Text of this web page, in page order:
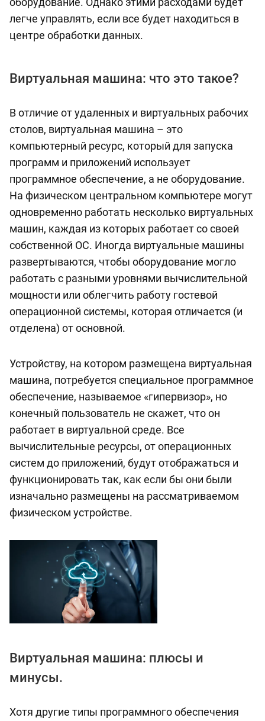
легче управлять, если все будет находиться в
центре обработки данных.
Виртуальная машина: что это такое?
В отличие от удаленных и виртуальных рабочих
столов, виртуальная машина – это
компьютерный ресурс, который для запуска
программ и приложений использует
программное обеспечение, а не оборудование.
На физическом центральном компьютере могут
одновременно работать несколько виртуальных
машин, каждая из которых работает со своей
собственной ОС. Иногда виртуальные машины
развертываются, чтобы оборудование могло
работать с разными уровнями вычислительной
мощности или облегчить работу гостевой
операционной системы, которая отличается (и
отделена) от основной.
Устройству, на котором размещена виртуальная
машина, потребуется специальное программное
обеспечение, называемое «гипервизор», но
конечный пользователь не скажет, что он
работает в виртуальной среде. Все
вычислительные ресурсы, от операционных
систем до приложений, будут отображаться и
функционировать так, как если бы они были
изначально размещены на рассматриваемом
физическом устройстве.
Виртуальная машина: плюсы и
минусы.
Хотя другие типы программного обеспечения